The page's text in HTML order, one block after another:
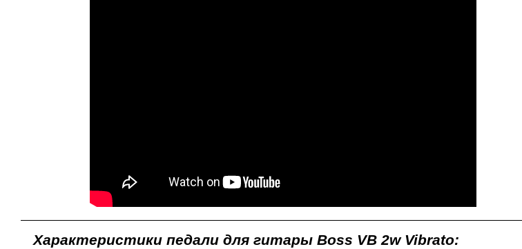
Характеристики педали для гитары Boss VB 2w Vibrato: